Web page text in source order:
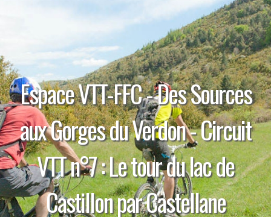
Espace VTT-FFC - Des Sources
aux Gorges du Verdon - Circuit
VTT n°7 : Le tour du lac de
Castillon par Castellane